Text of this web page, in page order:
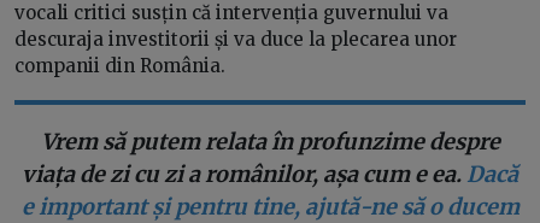
vocali critici susțin că intervenția guvernului va
descuraja investitorii și va duce la plecarea unor
companii din România.
Vrem să putem relata în profunzime despre
viața de zi cu zi a românilor, așa cum e ea. Dacă
e important și pentru tine, ajută-ne să o ducem